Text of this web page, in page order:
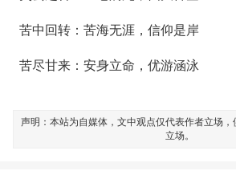
苦中回转：苦海无涯，信仰是岸
苦尽甘来：安身立命，优游涵泳
声明：本站为自媒体，文中观点仅代表作者立场
立场。